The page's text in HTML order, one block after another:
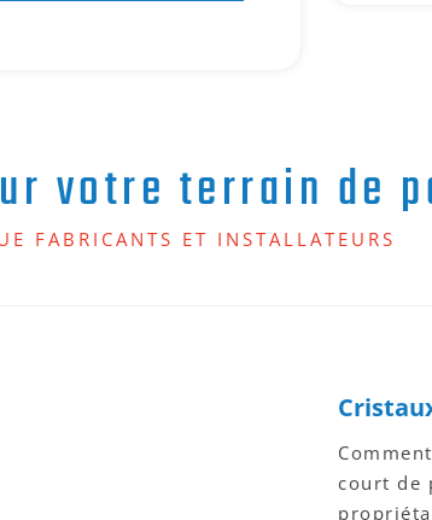
votre terrain de
FABRICANTS ET INSTALLATEURS
court de